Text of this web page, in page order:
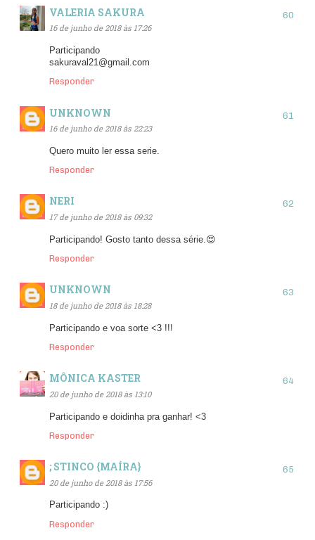
VALERIA SAKURA
16 de junho de 2018 às 17:26
Participando
sakuraval21@gmail.com
Responder
UNKNOWN
16 de junho de 2018 às 22:23
Quero muito ler essa serie.
Responder
NERI
17 de junho de 2018 às 09:32
Participando! Gosto tanto dessa série.😍
Responder
UNKNOWN
18 de junho de 2018 às 18:28
Participando e voa sorte <3 !!!
Responder
MÔNICA KASTER
20 de junho de 2018 às 13:10
Participando e doidinha pra ganhar! <3
Responder
; STINCO {MAÍRA}
20 de junho de 2018 às 17:56
Participando :)
Responder